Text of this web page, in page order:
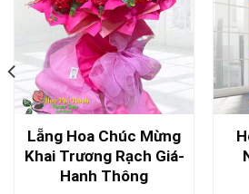
Lẵng Hoa Chúc Mừng
Khai Trương Rạch Giá-
Hanh Thông